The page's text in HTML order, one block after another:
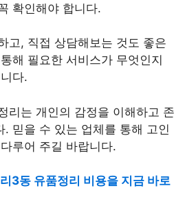
확인해야 합니다.
고, 직접 상담해보는 것도 좋은
해 필요한 서비스가 무엇인지
다.
리는 개인의 감정을 이해하고 존
. 믿을 수 있는 업체를 통해 고인
루어 주길 바랍니다.
3동 유품정리 비용을 지금 바로